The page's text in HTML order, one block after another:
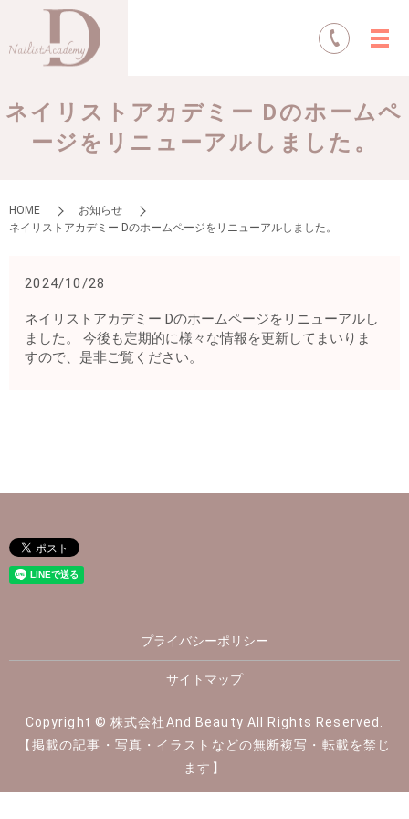
ネイリストアカデミー Dのホームペ
ージをリニューアルしました。
HOME
お知らせ
ネイリストアカデミー Dのホームページをリニューアルしました。
2024/10/28
ネイリストアカデミー Dのホームページをリニューアルし
ました。 今後も定期的に様々な情報を更新してまいりま
すので、是非ご覧ください。
プライバシーポリシー
サイトマップ
Copyright © 株式会社And Beauty All Rights Reserved.
【掲載の記事・写真・イラストなどの無断複写・転載を禁じ
ます】